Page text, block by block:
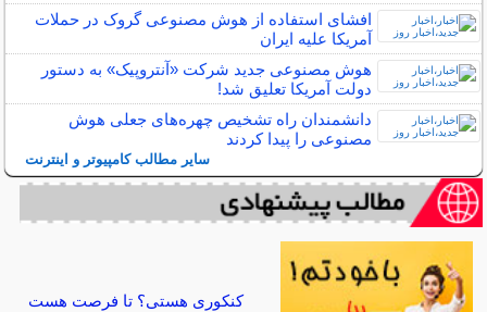
افشای استفاده از هوش مصنوعی گروک در حملات
آمریکا علیه ایران
هوش مصنوعی جدید شرکت «آنتروپیک» به دستور
دولت آمریکا تعلیق شد!
دانشمندان راه تشخیص چهره‌های جعلی هوش
مصنوعی را پیدا کردند
سایر مطالب کامپیوتر و اینترنت
کنکوری هستی؟ تا فرصت هست